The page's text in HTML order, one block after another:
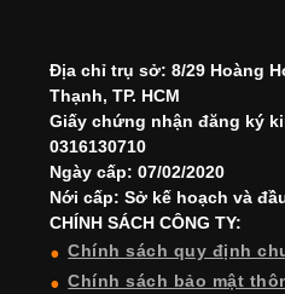
Địa chỉ trụ sở: 8/29 Hoàng
Thạnh, TP. HCM
Giấy chứng nhận đăng ký
0316130710
Ngày cấp: 07/02/2020
Nới cấp: Sở kế hoạch và
CHÍNH SÁCH CÔNG TY:
Chính sách quy định
Chính sách bảo mật